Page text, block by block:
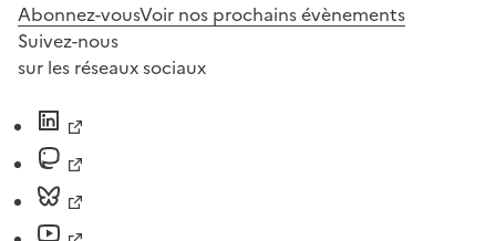
Abonnez-vousVoir nos prochains évènements
Suivez-nous
sur les réseaux sociaux